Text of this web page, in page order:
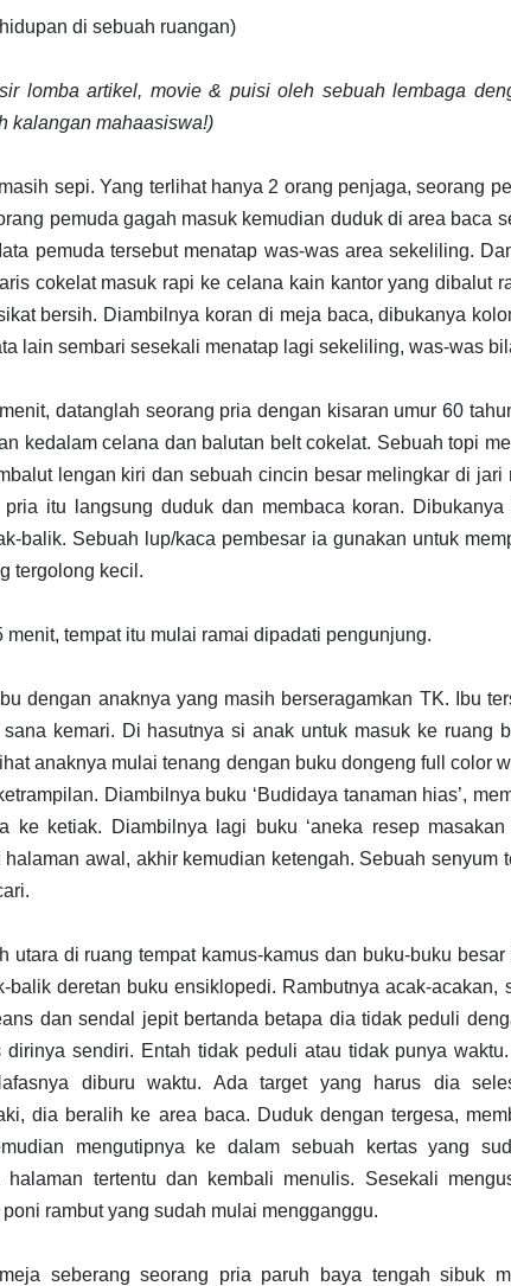
di sebuah ruangan)
lomba artikel, movie & puisi oleh sebuah lembaga
kalangan mahaasiswa!)
sepi. Yang terlihat hanya 2 orang penjaga, seorang
pemuda gagah masuk kemudian duduk di area baca
pemuda tersebut menatap was-was area sekeliling.
cokelat masuk rapi ke celana kain kantor yang dibalut
bersih. Diambilnya koran di meja baca, dibukanya
lain sembari sesekali menatap lagi sekeliling, was-was
datanglah seorang pria dengan kisaran umur 60
kedalam celana dan balutan belt cokelat. Sebuah topi
lengan kiri dan sebuah cincin besar melingkar di jari
itu langsung duduk dan membaca koran.
balik. Sebuah lup/kaca pembesar ia gunakan untuk
tergolong kecil.
menit, tempat itu mulai ramai dipadati pengunjung.
dengan anaknya yang masih berseragamkan TK. Ibu
sana kemari. Di hasutnya si anak untuk masuk ke ruang
anaknya mulai tenang dengan buku dongeng full color
Diambilnya buku ‘Budidaya tanaman hias’,
ke ketiak. Diambilnya lagi buku ‘aneka resep
halaman awal, akhir kemudian ketengah. Sebuah senyum
utara di ruang tempat kamus-kamus dan buku-buku
balik deretan buku ensiklopedi. Rambutnya acak-acakan,
dan sendal jepit bertanda betapa dia tidak peduli
dirinya sendiri. Entah tidak peduli atau tidak punya
diburu waktu. Ada target yang harus dia
dia beralih ke area baca. Duduk dengan tergesa,
mengutipnya ke dalam sebuah kertas yang
halaman tertentu dan kembali menulis. Sesekali
rambut yang sudah mulai mengganggu.
seberang seorang pria paruh baya tengah sibuk